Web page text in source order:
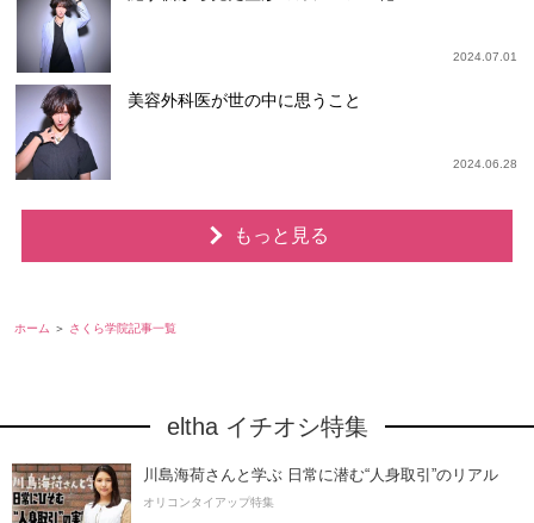
2024.07.01
美容外科医が世の中に思うこと
2024.06.28
もっと見る
ホーム さくら学院記事一覧
eltha イチオシ特集
川島海荷さんと学ぶ 日常に潜む“人身取引”のリアル
オリコンタイアップ特集